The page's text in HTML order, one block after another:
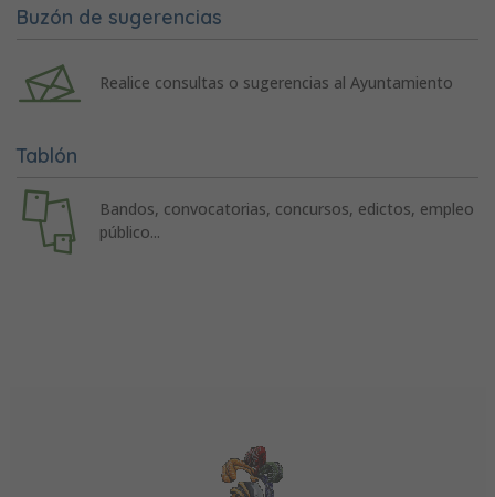
Buzón de sugerencias
Realice consultas o sugerencias al Ayuntamiento
Tablón
Bandos, convocatorias, concursos, edictos, empleo
público...